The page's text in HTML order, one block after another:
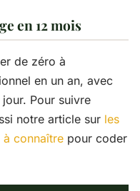
en 12 mois
de zéro à
en un an, avec
Pour suivre
notre article sur les
à connaître pour coder